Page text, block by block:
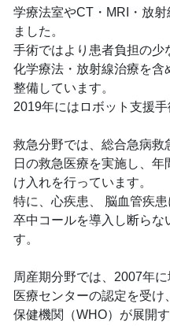
学療法室やCT・MRI・放
ました。
手術ではより患者負担の少
化学療法・放射線治療を含
整備しています。
2019年にはロボット支援
救急分野では、総合急病
日の救急医療を実施し、
け入れを行っています。
特に、心疾患、 脳血管疾
卒中コールを導入し断らな
す。
周産期分野では、2007年
医療センターの認定を受
保健機関（WHO）が展開